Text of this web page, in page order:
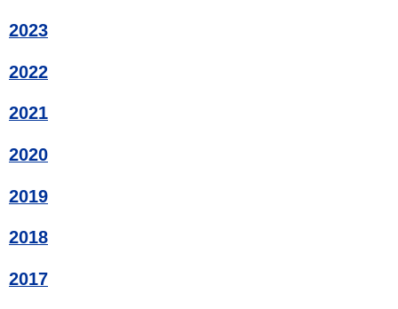
2023
2022
2021
2020
2019
2018
2017